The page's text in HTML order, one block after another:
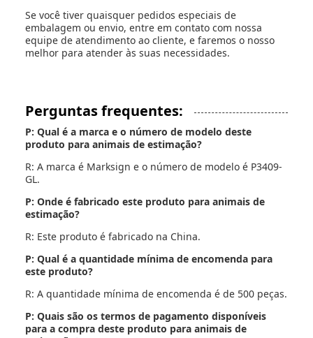
Se você tiver quaisquer pedidos especiais de
embalagem ou envio, entre em contato com nossa
equipe de atendimento ao cliente, e faremos o nosso
melhor para atender às suas necessidades.
Perguntas frequentes:
P: Qual é a marca e o número de modelo deste
produto para animais de estimação?
R: A marca é Marksign e o número de modelo é P3409-
GL.
P: Onde é fabricado este produto para animais de
estimação?
R: Este produto é fabricado na China.
P: Qual é a quantidade mínima de encomenda para
este produto?
R: A quantidade mínima de encomenda é de 500 peças.
P: Quais são os termos de pagamento disponíveis
para a compra deste produto para animais de